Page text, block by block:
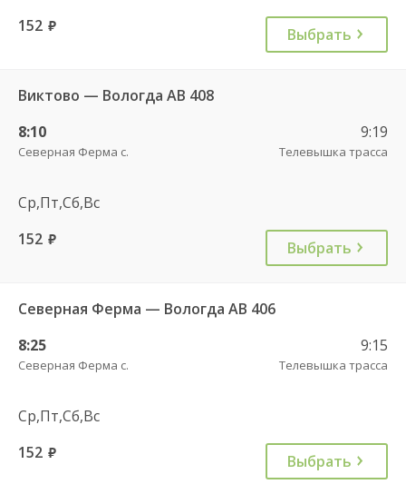
152 руб. Выбрать
Виктово — Вологда АВ 408
8:10
Северная Ферма с.
9:19
Телевышка трасса
Ср,Пт,Сб,Вс
152 руб. Выбрать
Северная Ферма — Вологда АВ 406
8:25
Северная Ферма с.
9:15
Телевышка трасса
Ср,Пт,Сб,Вс
152 руб. Выбрать